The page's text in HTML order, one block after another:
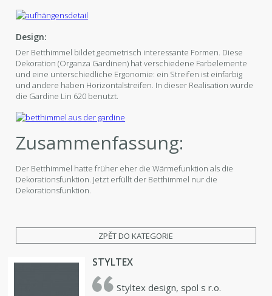
Design:
Der Betthimmel bildet geometrisch interessante Formen. Diese
Dekoration (Organza Gardinen) hat verschiedene Farbelemente
und eine unterschiedliche Ergonomie: ein Streifen ist einfarbig
und andere haben Horizontalstreifen. In dieser Realisation wurde
die Gardine Lin 620 benutzt.
Zusammenfassung:
Der Betthimmel hatte früher eher die Wärmefunktion als die
Dekorationsfunktion. Jetzt erfüllt der Betthimmel nur die
Dekorationsfunktion.
ZPĚT DO KATEGORIE
STYLTEX
Styltex design, spol s r.o.